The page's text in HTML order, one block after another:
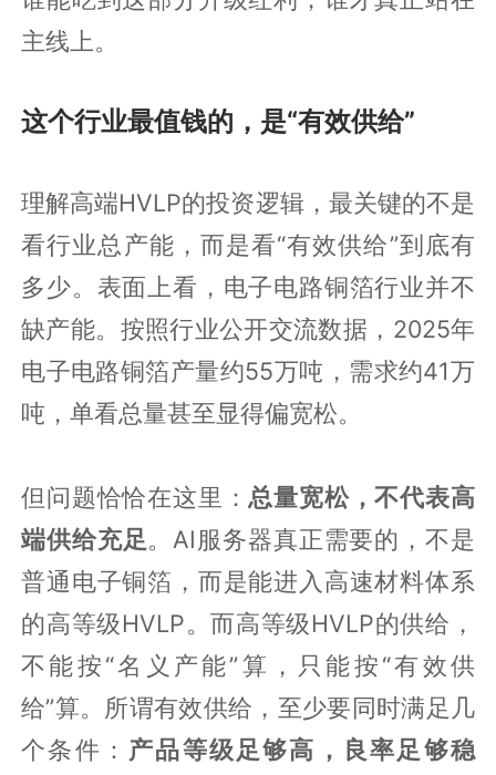
主线上。
这个行业最值钱的，是“有效供给”
理解高端HVLP的投资逻辑，最关键的不是
看行业总产能，而是看“有效供给”到底有
多少。表面上看，电子电路铜箔行业并不
缺产能。按照行业公开交流数据，2025年
电子电路铜箔产量约55万吨，需求约41万
吨，单看总量甚至显得偏宽松。
但问题恰恰在这里： 总量宽松，不代表高
端供给充足。AI服务器真正需要的，不是
普通电子铜箔，而是能进入高速材料体系
的高等级HVLP。而高等级HVLP的供给，
不能按“名义产能”算，只能按“有效供
给”算。所谓有效供给，至少要同时满足几
个条件： 产品等级足够高，良率足够稳